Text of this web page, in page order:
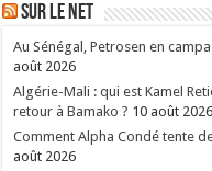
Sur le Net
Au Sénégal, Petrosen en
août 2026
Algérie-Mali : qui est Kamel
retour à Bamako ? 10 août 2026
Comment Alpha Condé tente
août 2026